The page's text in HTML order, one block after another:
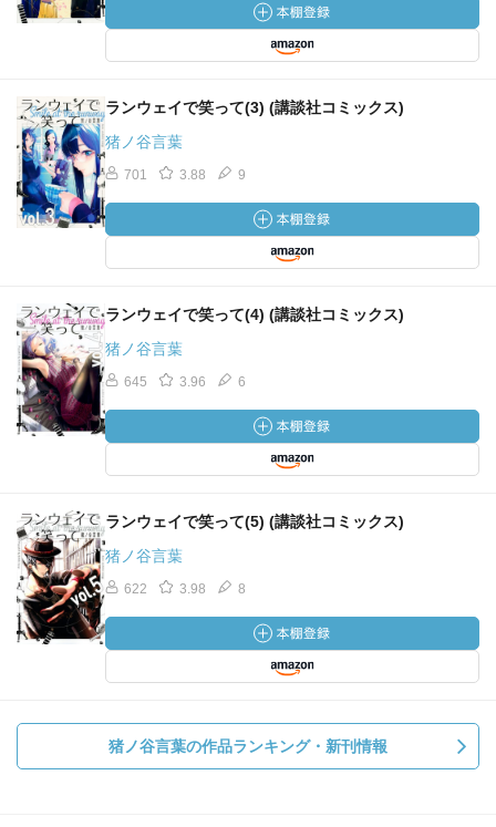
ランウェイで笑って(3) (講談社コミックス)
猪ノ谷言葉
701 3.88 9
ランウェイで笑って(4) (講談社コミックス)
猪ノ谷言葉
645 3.96 6
ランウェイで笑って(5) (講談社コミックス)
猪ノ谷言葉
622 3.98 8
猪ノ谷言葉の作品ランキング・新刊情報